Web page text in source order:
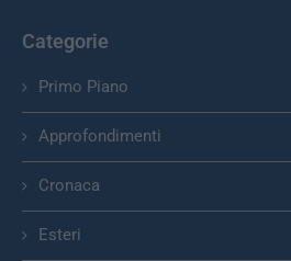
Categorie
Primo Piano
Approfondimenti
Cronaca
Esteri